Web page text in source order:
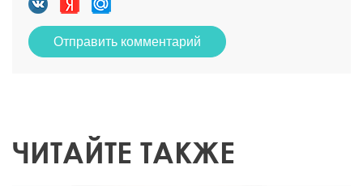
Отправить комментарий
ЧИТАЙТЕ ТАКЖЕ